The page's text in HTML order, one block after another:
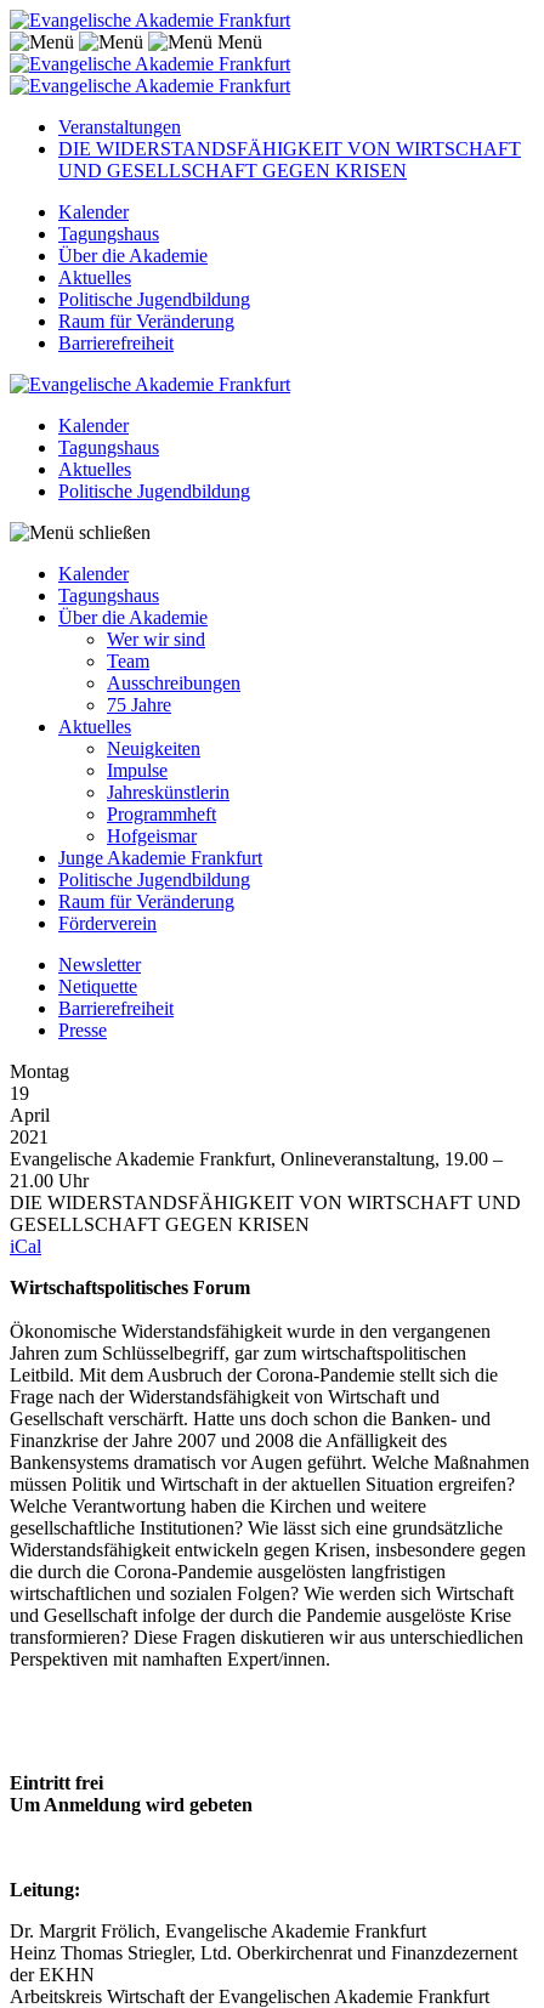
Menü
Veranstaltungen
DIE WIDERSTANDSFÄHIGKEIT VON WIRTSCHAFT
UND GESELLSCHAFT GEGEN KRISEN
Kalender
Tagungshaus
Über die Akademie
Aktuelles
Politische Jugendbildung
Raum für Veränderung
Barrierefreiheit
Kalender
Tagungshaus
Aktuelles
Politische Jugendbildung
Kalender
Tagungshaus
Über die Akademie
Wer wir sind
Team
Ausschreibungen
75 Jahre
Aktuelles
Neuigkeiten
Impulse
Jahreskünstlerin
Programmheft
Hofgeismar
Junge Akademie Frankfurt
Politische Jugendbildung
Raum für Veränderung
Förderverein
Newsletter
Netiquette
Barrierefreiheit
Presse
Montag
19
April
2021
Evangelische Akademie Frankfurt, Onlineveranstaltung, 19.00 –
21.00 Uhr
DIE WIDERSTANDSFÄHIGKEIT VON WIRTSCHAFT UND
GESELLSCHAFT GEGEN KRISEN
iCal
Wirtschaftspolitisches Forum
Ökonomische Widerstandsfähigkeit wurde in den vergangenen
Jahren zum Schlüsselbegriff, gar zum wirtschaftspolitischen
Leitbild. Mit dem Ausbruch der Corona-Pandemie stellt sich die
Frage nach der Widerstandsfähigkeit von Wirtschaft und
Gesellschaft verschärft. Hatte uns doch schon die Banken- und
Finanzkrise der Jahre 2007 und 2008 die Anfälligkeit des
Bankensystems dramatisch vor Augen geführt. Welche Maßnahmen
müssen Politik und Wirtschaft in der aktuellen Situation ergreifen?
Welche Verantwortung haben die Kirchen und weitere
gesellschaftliche Institutionen? Wie lässt sich eine grundsätzliche
Widerstandsfähigkeit entwickeln gegen Krisen, insbesondere gegen
die durch die Corona-Pandemie ausgelösten langfristigen
wirtschaftlichen und sozialen Folgen? Wie werden sich Wirtschaft
und Gesellschaft infolge der durch die Pandemie ausgelöste Krise
transformieren? Diese Fragen diskutieren wir aus unterschiedlichen
Perspektiven mit namhaften Expert/innen.
Eintritt frei
Um Anmeldung wird gebeten
Leitung:
Dr. Margrit Frölich, Evangelische Akademie Frankfurt
Heinz Thomas Striegler, Ltd. Oberkirchenrat und Finanzdezernent
der EKHN
Arbeitskreis Wirtschaft der Evangelischen Akademie Frankfurt